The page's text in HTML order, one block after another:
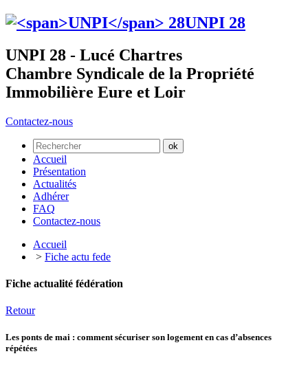
UNPI 28
UNPI 28 - Lucé Chartres
Chambre Syndicale de la Propriété
Immobilière Eure et Loir
Contactez-nous
Accueil
Présentation
Actualités
Adhérer
FAQ
Contactez-nous
Accueil
> Fiche actu fede
Fiche actualité fédération
Retour
Les ponts de mai : comment sécuriser son logement en cas d’absences
répétées